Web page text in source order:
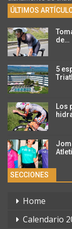
ÚLTIMOS
de…
5
Los
SECCIONES
Home
Calendario